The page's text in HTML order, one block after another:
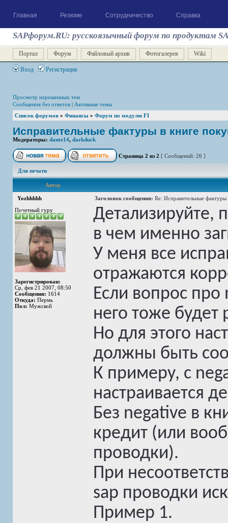
Главная Резюме Сотрудничество Справка
SAPфорум.RU: русскоязычный форум по продуктам
Портал Форум Файловый архив Фотогалерея Wiki
Вход Регистрация
Просмотр нерешенных тем
Сообщения без ответов | Активные темы
Список форумов » Финансы » Форум по модулю FI
Исправительные фактуры в книге
Модераторы: dante14, darkduck
Страница 2 из 2 [ Сообщений: 26 ]
Для печати
Автор
Yozhhhhh Заголовок сообщения: Re: Исправительные
Почетный гуру
Зарегистрирован:
Ср, фев 21 2007, 08:50
Сообщения: 1614
Откуда: Пермь
Пол: Мужской
Детализируйте,
в чем именно
У меня все
отражаются
Если вопрос про
него тоже будет
Но для этого
должны быть
К примеру, с
настраивается
Без negative в
кредит (или
проводки).
При
sap проводки
Пример 1.